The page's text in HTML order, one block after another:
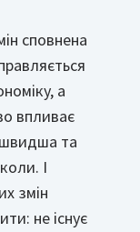
сповнена
а
впливає
та
І
змін
не існує